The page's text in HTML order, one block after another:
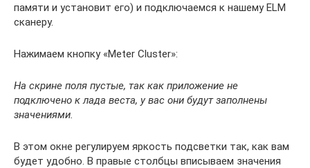
памяти и установит его) и подключаемся к нашему ELM
сканеру.
Нажимаем кнопку «Meter Cluster»:
На скрине поля пустые, так как приложение не
подключено к лада веста, у вас они будут заполнены
значениями.
В этом окне регулируем яркость подсветки так, как вам
будет удобно. В правые столбцы вписываем значения